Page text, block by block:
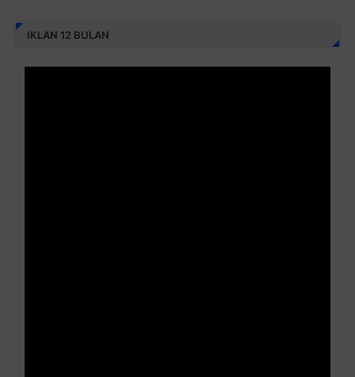
IKLAN 12 BULAN